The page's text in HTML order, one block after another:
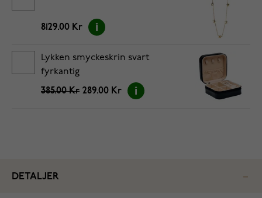
8129.00 Kr
Lykken smyckeskrin svart
fyrkantig
385.00 Kr 289.00 Kr
DETALJER